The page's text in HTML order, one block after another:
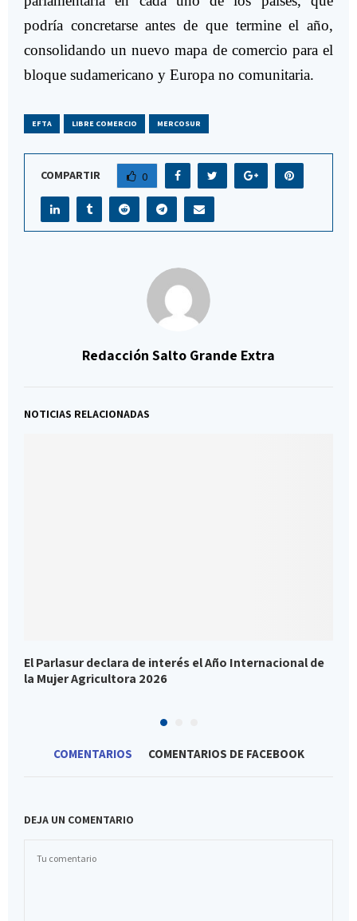
podría concretarse antes de que termine el año,
consolidando un nuevo mapa de comercio para el
bloque sudamericano y Europa no comunitaria.
EFTA LIBRE COMERCIO MERCOSUR
COMPARTIR 0
Redacción Salto Grande Extra
NOTICIAS RELACIONADAS
El Parlasur declara de interés el Año Internacional de
la Mujer Agricultora 2026
COMENTARIOS COMENTARIOS DE FACEBOOK
DEJA UN COMENTARIO